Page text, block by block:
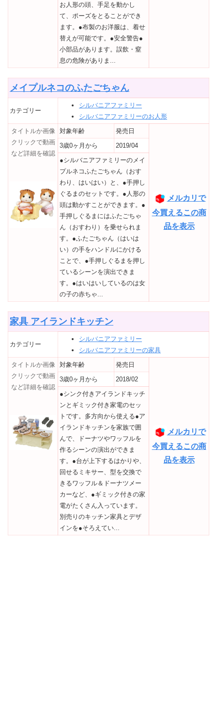
お人形の頭、手足を動かし
て、ポーズをとることができ
ます。●布製のお洋服は、着せ
替えが可能です。●安全警告●
小部品があります。誤飲・窒
息の危険がありま...
メイプルネコのふたごちゃん
カテゴリー
シルバニアファミリー
シルバニアファミリーのお人形
タイトルか画像
クリックで動画
など詳細を確認
対象年齢 発売日
メルカリで
今買えるこの商
品を表示
3歳0ヶ月から
2019/04
●シルバニアファミリーのメイ
プルネコふたごちゃん（おす
わり、はいはい）と、●手押し
ぐるまのセットです。●人形の
頭は動かすことができます。●
手押しぐるまにはふたごちゃ
ん（おすわり）を乗せられま
す。●ふたごちゃん（はいは
い）の手をハンドルにかける
ことで、●手押しぐるまを押し
ているシーンを演出できま
す。●はいはいしているのは女
の子の赤ちゃ...
家具 アイランドキッチン
カテゴリー
シルバニアファミリー
シルバニアファミリーの家具
タイトルか画像
クリックで動画
など詳細を確認
対象年齢 発売日
メルカリで
今買えるこの商
品を表示
3歳0ヶ月から
2018/02
●シンク付きアイランドキッチ
ンとギミック付き家電のセッ
トです。多方向から使える●ア
イランドキッチンを家族で囲
んで、ドーナツやワッフルを
作るシーンの演出ができま
す。●台が上下するはかりや、
回せるミキサー、型を交換で
きるワッフル＆ドーナツメー
カーなど、●ギミック付きの家
電がたくさん入っています。
別売りのキッチン家具とデザ
インを●そろえてい...